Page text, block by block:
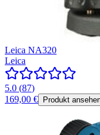
Leica NA320
Leica
5.0 (87)
169,00 €
Produkt